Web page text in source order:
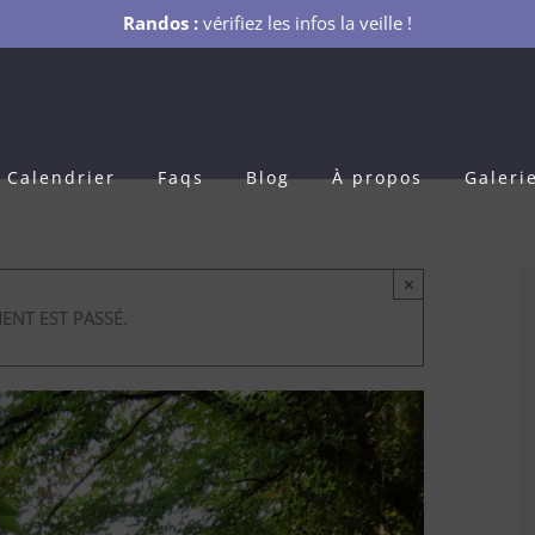
Randos : vérifiez les infos la veille !
Calendrier Faqs Blog À propos
EST PASSÉ.
×